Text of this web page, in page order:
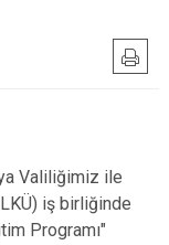
Valiliğimiz ile
iş birliğinde
Programı"